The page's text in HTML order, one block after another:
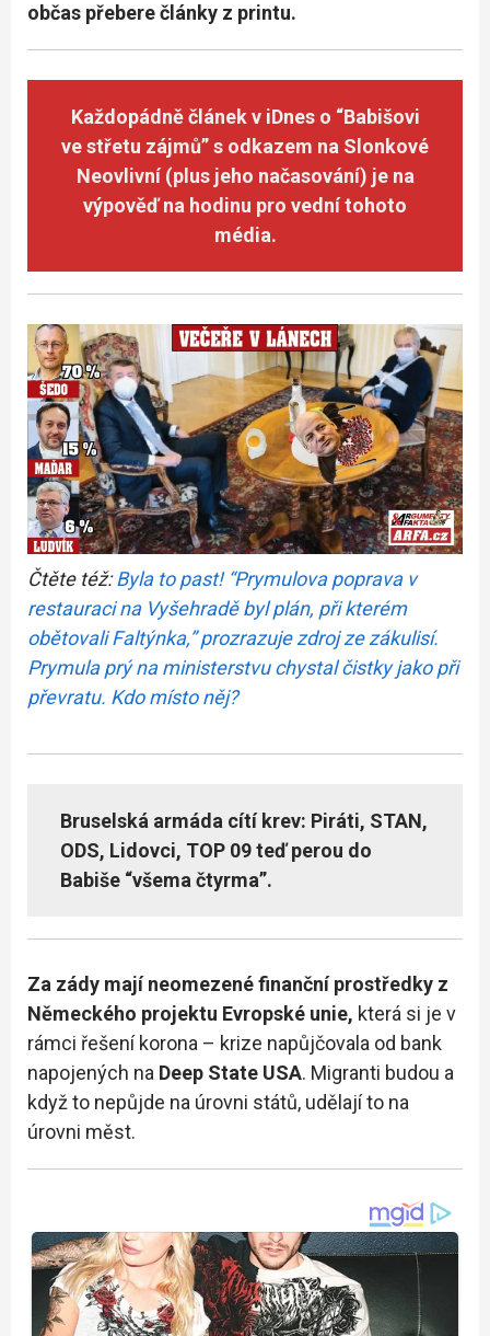
občas přebere články z printu.
Každopádně článek v iDnes o “Babišovi
ve střetu zájmů” s odkazem na Slonkové
Neovlivní (plus jeho načasování) je na
výpověď na hodinu pro vední tohoto
média.
Čtěte též:Byla to past! “Prymulova poprava v
restauraci na Vyšehradě byl plán, při kterém
obětovali Faltýnka,” prozrazuje zdroj ze zákulisí.
Prymula prý na ministerstvu chystal čistky jako při
převratu. Kdo místo něj?
Bruselská armáda cítí krev: Piráti, STAN,
ODS, Lidovci, TOP 09 teď perou do
Babiše “všema čtyrma”.
Za zády mají neomezené finanční prostředky z
Německého projektu Evropské unie, která si je v
rámci řešení korona – krize napůjčovala od bank
napojených na Deep State USA. Migranti budou a
když to nepůjde na úrovni států, udělají to na
úrovni měst.